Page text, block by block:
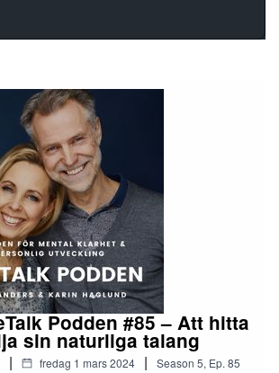
Podden #85 – Att hitta
sin naturliga talang
| fredag 1 mars 2024 | Season 5, Ep. 85